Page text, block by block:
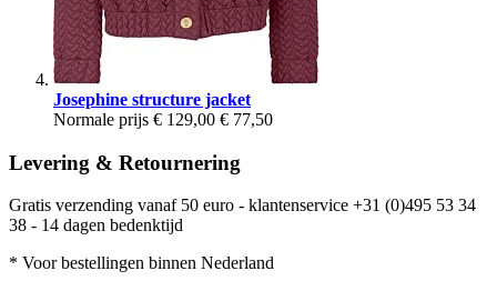
Josephine structure jacket
Normale prijs € 129,00 € 77,50
Levering & Retournering
Gratis verzending vanaf 50 euro - klantenservice +31 (0)495 53 34
38 - 14 dagen bedenktijd
* Voor bestellingen binnen Nederland